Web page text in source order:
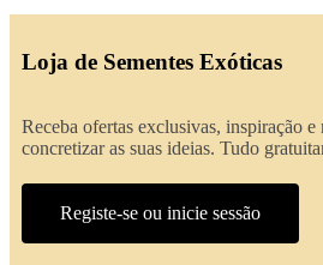
Loja de Sementes Exóticas
Receba ofertas exclusivas, inspiração
concretizar as suas ideias. Tudo
Registe-se ou inicie sessão